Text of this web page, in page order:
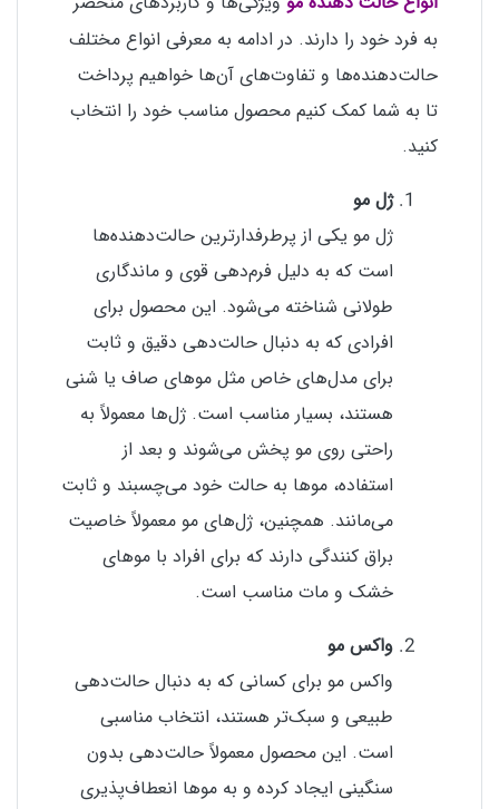
به فرد خود را دارند. در ادامه به معرفی انواع مختلف
حالت‌دهنده‌ها و تفاوت‌های آن‌ها خواهیم پرداخت
تا به شما کمک کنیم محصول مناسب خود را انتخاب
کنید.
ژل مو
ژل مو یکی از پرطرفدارترین حالت‌دهنده‌ها
است که به دلیل فرم‌دهی قوی و ماندگاری
طولانی شناخته می‌شود. این محصول برای
افرادی که به دنبال حالت‌دهی دقیق و ثابت
برای مدل‌های خاص مثل موهای صاف یا شنی
هستند، بسیار مناسب است. ژل‌ها معمولاً به
راحتی روی مو پخش می‌شوند و بعد از
استفاده، موها به حالت خود می‌چسبند و ثابت
می‌مانند. همچنین، ژل‌های مو معمولاً خاصیت
براق کنندگی دارند که برای افراد با موهای
خشک و مات مناسب است.
واکس مو
واکس مو برای کسانی که به دنبال حالت‌دهی
طبیعی و سبک‌تر هستند، انتخاب مناسبی
است. این محصول معمولاً حالت‌دهی بدون
سنگینی ایجاد کرده و به موها انعطاف‌پذیری